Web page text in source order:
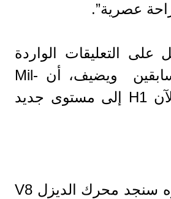
عصرية”.
على التعليقات الواردة
من العملاء السابقين ويضيف، أن Mil-
Spec رفعت الآن H1 إلى مستوى جديد
من ناحية القوه سنجد محرك الديزل V8